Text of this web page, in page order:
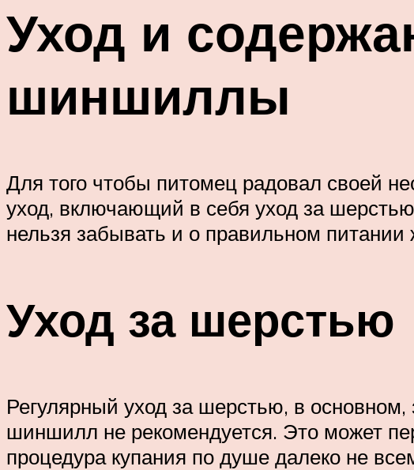
Уход и
шиншиллы
Для того чтобы питомец радовал своей
уход, включающий в себя уход за
нельзя забывать и о правильном
Уход за шерстью
Регулярный уход за шерстью, в основном,
шиншилл не рекомендуется. Это может
процедура купания по душе далеко не